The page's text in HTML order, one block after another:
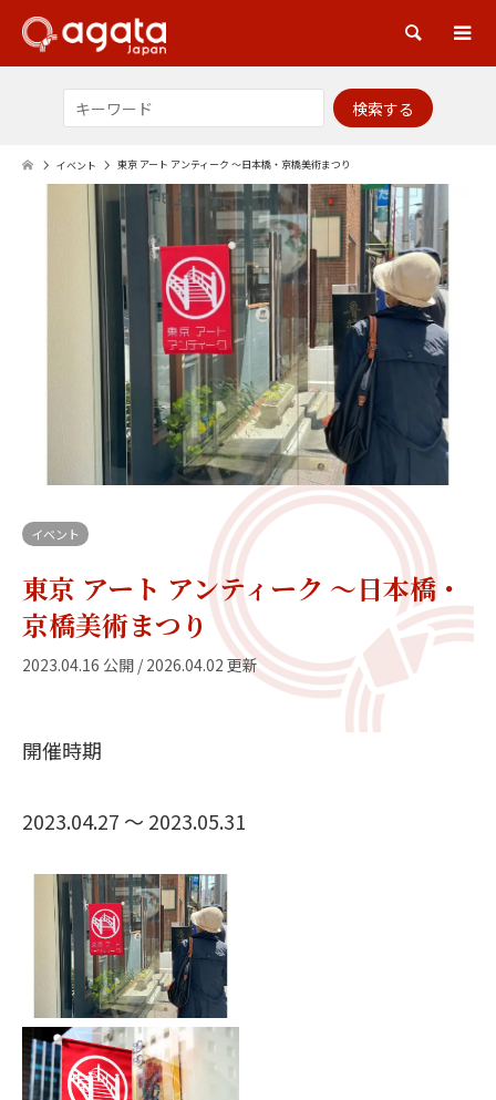
検索
イベント 東京 アート アンティーク 〜日本橋・京橋美術まつり
イベント
東京 アート アンティーク 〜日本橋・
京橋美術まつり
2023.04.16 公開 / 2026.04.02 更新
開催時期
2023.04.27 〜 2023.05.31